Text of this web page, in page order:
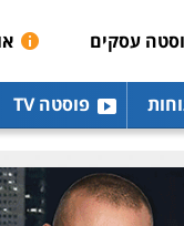
עסקים
פוסטה TV פלילי